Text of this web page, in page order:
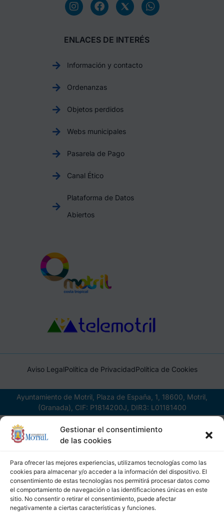
Gestionar el consentimiento
de las cookies
Para ofrecer las mejores experiencias, utilizamos tecnologías como las
cookies para almacenar y/o acceder a la información del dispositivo. El
consentimiento de estas tecnologías nos permitirá procesar datos como
el comportamiento de navegación o las identificaciones únicas en este
sitio. No consentir o retirar el consentimiento, puede afectar
negativamente a ciertas características y funciones.
ENLACES DE INTERÉS
Información y contacto
Ordenanzas
Objetos perdidos
Webs municipales
Pasarela de Pago
Canal Ético
Plataforma de Datos
Abiertos
Aviso LegalPolítica de PrivacidadPolítica de Cookies
Ayuntamiento de Motril, Plaza de España, 1, 18600, Motril,
(Granada), CIF: P1814200J, DIR3: L01181400